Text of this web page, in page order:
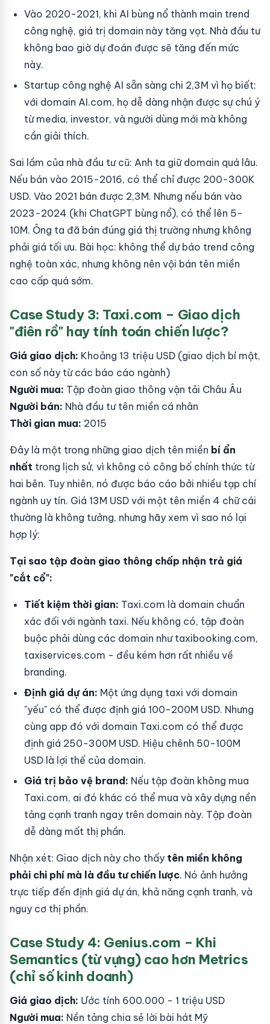
Vào 2020-2021, khi AI bùng nổ thành main trend
công nghệ, giá trị domain này tăng vọt. Nhà đầu tư
không bao giờ dự đoán được sẽ tăng đến mức
này.
Startup công nghệ AI sẵn sàng chi 2,3M vì họ biết:
với domain AI.com, họ dễ dàng nhận được sự chú ý
từ media, investor, và người dùng mới mà không
cần giải thích.
Sai lầm của nhà đầu tư cũ: Anh ta giữ domain quá lâu.
Nếu bán vào 2015-2016, có thể chỉ được 200-300K
USD. Vào 2021 bán được 2,3M. Nhưng nếu bán vào
2023-2024 (khi ChatGPT bùng nổ), có thể lên 5-
10M. Ông ta đã bán đúng giá thị trường nhưng không
phải giá tối ưu. Bài học: không thể dự báo trend công
nghệ toàn xác, nhưng không nên vội bán tên miền
cao cấp quá sớm.
Case Study 3: Taxi.com – Giao dịch
"điên rồ" hay tính toán chiến lược?
Giá giao dịch: Khoảng 13 triệu USD (giao dịch bí mật,
con số này từ các báo cáo ngành)
Người mua: Tập đoàn giao thông vận tải Châu Âu
Người bán: Nhà đầu tư tên miền cá nhân
Thời gian mua: 2015
Đây là một trong những giao dịch tên miền bí ẩn
nhất trong lịch sử, vì không có công bố chính thức từ
hai bên. Tuy nhiên, nó được báo cáo bởi nhiều tạp chí
ngành uy tín. Giá 13M USD với một tên miền 4 chữ cái
thường là không tưởng, nhưng hãy xem vì sao nó lại
hợp lý:
Tại sao tập đoàn giao thông chấp nhận trả giá
"cắt cổ":
Tiết kiệm thời gian: Taxi.com là domain chuẩn
xác đối với ngành taxi. Nếu không có, tập đoàn
buộc phải dùng các domain như taxibooking.com,
taxiservices.com - đều kém hơn rất nhiều về
branding.
Định giá dự án: Một ứng dụng taxi với domain
"yếu" có thể được định giá 100-200M USD. Nhưng
cùng app đó với domain Taxi.com có thể được
định giá 250-300M USD. Hiệu chênh 50-100M
USD là lợi thế của domain.
Giá trị bảo vệ brand: Nếu tập đoàn không mua
Taxi.com, ai đó khác có thể mua và xây dựng nền
tảng cạnh tranh ngay trên domain này. Tập đoàn
dễ dàng mất thị phần.
Nhận xét: Giao dịch này cho thấy tên miền không
phải chi phí mà là đầu tư chiến lược. Nó ảnh hưởng
trực tiếp đến định giá dự án, khả năng cạnh tranh, và
nguy cơ thị phần.
Case Study 4: Genius.com – Khi
Semantics (từ vựng) cao hơn Metrics
(chỉ số kinh doanh)
Giá giao dịch: Ước tính 600.000 - 1 triệu USD
Người mua: Nền tảng chia sẻ lời bài hát Mỹ